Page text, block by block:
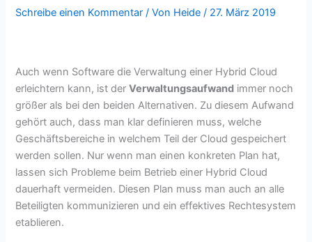
Schreibe einen Kommentar / Von Heide/ 27. März 2019
Auch wenn Software die Verwaltung einer Hybrid Cloud
erleichtern kann, ist derVerwaltungsaufwand immer noch
größer als bei den beiden Alternativen. Zu diesem Aufwand
gehört auch, dass man klar definieren muss, welche
Geschäftsbereiche in welchem Teil der Cloud gespeichert
werden sollen. Nur wenn man einen konkreten Plan hat,
lassen sich Probleme beim Betrieb einer Hybrid Cloud
dauerhaft vermeiden. Diesen Plan muss man auch an alle
Beteiligten kommunizieren und ein effektives Rechtesystem
etablieren.